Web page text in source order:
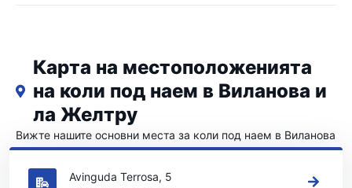
Карта на местоположенията
на коли под наем в Виланова и
ла Желтру
Вижте нашите основни места за коли под наем в Виланова
и ла Желтру
Avinguda Terrosa, 5